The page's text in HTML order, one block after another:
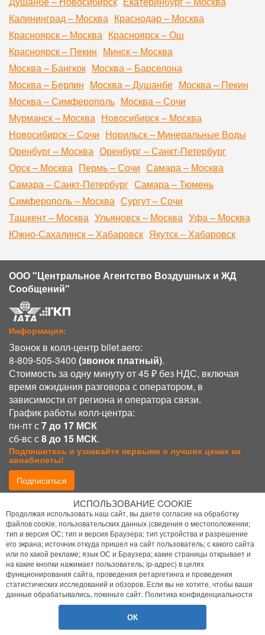
Калининград – Москва Краснодар – Москва
Красноярск – Москва Красноярск – Ош
Красноярск – Пекин Минск – Москва
Москва – Бангкок Москва – Барселона
Москва – Берлин Москва – Душанбе Москва – Пекин
Москва – Симферополь Москва – Сочи
Мурманск – Москва Новосибирск – Москва
Новосибирск – Сочи Норильск – Минеральные Воды
Оренбург – Москва Оренбург – Санкт-Петербург
Орск – Москва Пермь – Сочи Самара – Москва
Самара – Санкт-Петербург Самара – Тюмень
Симферополь – Москва Сургут – Сочи
Ташкент – Москва Ульяновск – Москва Уфа – Москва
Южно-Сахалинск – Хабаровск Якутск – Хабаровск
ООО "Центральное Агентство Воздушных и ЖД
Сообщений"
Информация:
Звонок в колл-центр bilet.aero:
8-809-505-3400 (звонок платный).
Стоимость за одну минуту от 45 ₽ без НДС, включая
время ожидания разговора с оператором, в
зависимости от региона и оператора связи.
График работы колл-центра:
пн-пт с7 до 17 МСК
сб-вс с8 до 15 МСК.
Подпишитесь и узнавайте первыми о лучших ценах на
авиабилеты!
Подписаться
Присоединиться:
Политика конфиденциальности
Помощь
- Все права защищены
ИСПОЛЬЗОВАНИЕ COOKIE
Продолжая использовать наш сайт, вы даете согласие на обработку
файлов cookie, пользовательских данных (сведения о местоположении;
тип и версия ОС; тип и версия Браузера; тип устройства и разрешение
его экрана; источник откуда пришел на сайт пользователь; с какого сайта
или по какой рекламе; язык ОС и Браузера; какие страницы открывает и
на какие кнопки нажимает пользователь; ip-адрес) в целях
функционирования сайта, проведения ретаргетинга и проведения
статистических исследований и обзоров. Если вы не хотите, чтобы ваши
данные обрабатывались, покиньте сайт. Политика конфиденциальности
ОК